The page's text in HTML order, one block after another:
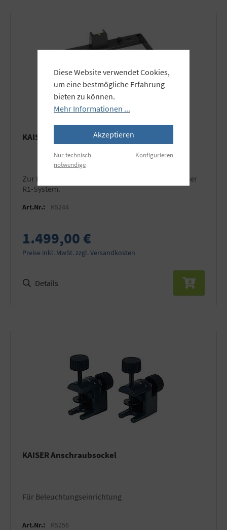
KAISER Leuchtgrundplatte exe.cutive LED
Zur Kombination mit Komponenten aus dem Kaiser
R1-System.
Art.Nr.: K5244
1.499,00 €
Preise inkl. MwSt. zzgl. Versandkosten
Details
KAISER Anschraubsockel
für Beleuchtungseinrichtung
Art.Nr.: K5256
Diese Website verwendet Cookies,
um eine bestmögliche Erfahrung
bieten zu können.
Mehr Informationen ...
Akzeptieren
Nur technisch
notwendige
Konfigurieren